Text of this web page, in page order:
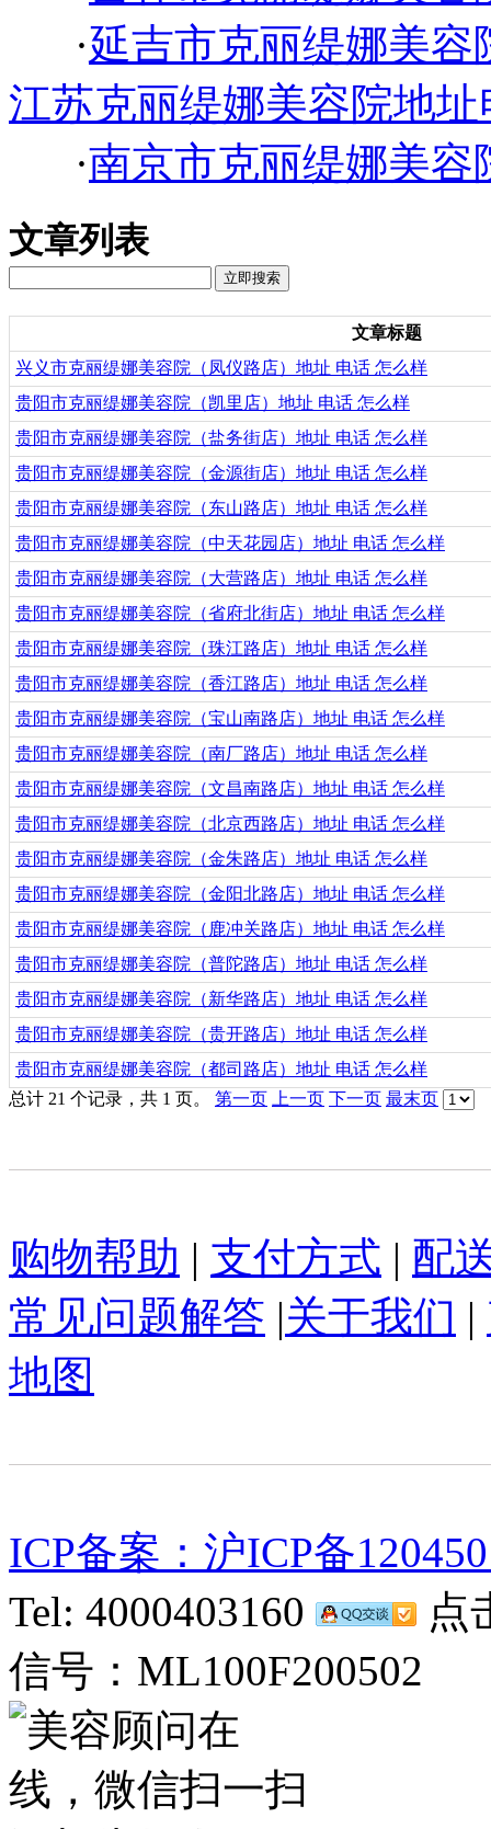
·延吉市克丽缇娜美容
江苏克丽缇娜美容院地
·南京市克丽缇娜美容
文章列表
文章标题
兴义市克丽缇娜美容院（凤仪路店）地址 电话 怎么样
贵阳市克丽缇娜美容院（凯里店）地址 电话 怎么样
贵阳市克丽缇娜美容院（盐务街店）地址 电话 怎么样
贵阳市克丽缇娜美容院（金源街店）地址 电话 怎么样
贵阳市克丽缇娜美容院（东山路店）地址 电话 怎么样
贵阳市克丽缇娜美容院（中天花园店）地址 电话 怎么样
贵阳市克丽缇娜美容院（大营路店）地址 电话 怎么样
贵阳市克丽缇娜美容院（省府北街店）地址 电话 怎么样
贵阳市克丽缇娜美容院（珠江路店）地址 电话 怎么样
贵阳市克丽缇娜美容院（香江路店）地址 电话 怎么样
贵阳市克丽缇娜美容院（宝山南路店）地址 电话 怎么样
贵阳市克丽缇娜美容院（南厂路店）地址 电话 怎么样
贵阳市克丽缇娜美容院（文昌南路店）地址 电话 怎么样
贵阳市克丽缇娜美容院（北京西路店）地址 电话 怎么样
贵阳市克丽缇娜美容院（金朱路店）地址 电话 怎么样
贵阳市克丽缇娜美容院（金阳北路店）地址 电话 怎么样
贵阳市克丽缇娜美容院（鹿冲关路店）地址 电话 怎么样
贵阳市克丽缇娜美容院（普陀路店）地址 电话 怎么样
贵阳市克丽缇娜美容院（新华路店）地址 电话 怎么样
贵阳市克丽缇娜美容院（贵开路店）地址 电话 怎么样
贵阳市克丽缇娜美容院（都司路店）地址 电话 怎么样
总计 21 个记录，共 1 页。 第一页 上一页 下一页 最末页
购物帮助 | 支付方式 | 配
常见问题解答 |关于我们 |
地图
ICP备案：沪ICP备
Tel: 4000403160
点
信号：ML100F200502